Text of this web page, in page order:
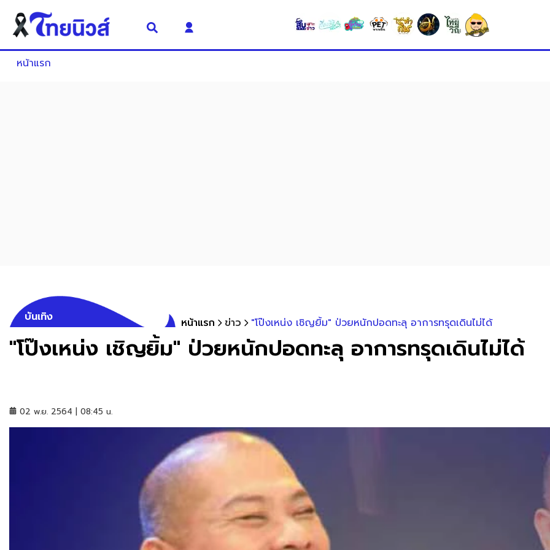
หน้าแรก
บันเทิง หน้าแรก ข่าว "โป๊งเหน่ง เชิญยิ้ม" ป่วยหนักปอดทะลุ อาการทรุดเดินไม่ได้
"โป๊งเหน่ง เชิญยิ้ม" ป่วยหนักปอดทะลุ อาการทรุดเดินไม่ได้
02 พ.ย. 2564 | 08:45 น.